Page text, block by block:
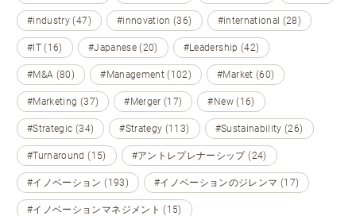
#industry (47) #innovation (36) #international (28)
#IT (16) #Japanese (20) #Leadership (42)
#M&A (80) #Management (102) #Market (60)
#Marketing (37) #Merger (17) #New (16)
#Strategic (34) #Strategy (113) #Sustainability (26)
#Turnaround (15) #アントレプレナーシップ (24)
#イノベーション (193) #イノベーションのジレンマ (17)
#イノベーションマネジメント (15)